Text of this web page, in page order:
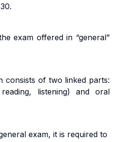
exam offered in “general”
consists of two linked parts:
listening) and oral
exam, it is required to